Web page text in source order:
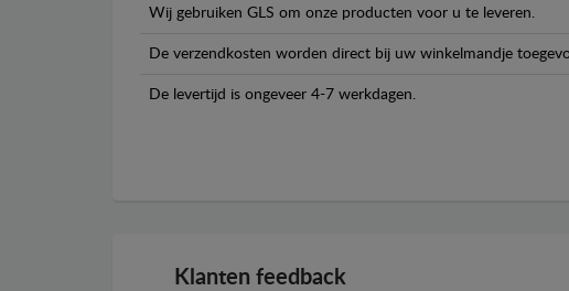
Wij gebruiken GLS om onze producten voor u te leveren.
De verzendkosten worden direct bij uw winkelmandje
De levertijd is ongeveer 4-7 werkdagen.
Klanten feedback